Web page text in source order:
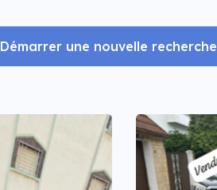
Démarrer une nouvelle recherche